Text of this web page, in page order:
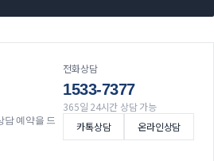
담 예약을 드
전화상담
1533-7377
365일 24시간 상담 가능
카톡상담
온라인상담